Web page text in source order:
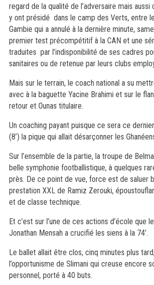
regard de la qualité de l’adversaire mais aussi
y ont présidé dans le camp des Verts, entre
Gambie qui a annulé à la dernière minute,
premier test précompétitif à la CAN et une
traduites par l’indisponibilité de ses cadres
sanitaires ou de retenue par leurs clubs
Mais sur le terrain, le coach national a su
avec à la baguette Yacine Brahimi et sur le
retour et Ounas titulaire.
Un coaching payant puisque ce sera ce
(8’) la pique qui allait désarçonner les
Sur l’ensemble de la partie, la troupe de
belle symphonie footballistique, à quelques
près. De ce point de vue, force est de saluer
prestation XXL de Ramiz Zerouki,
et de classe technique.
Et c’est sur l’une de ces actions d’école que
Jonathan Mensah a crucifié les siens à la 74’.
Le ballet allait être clos, cinq minutes plus
l’opportunisme de Slimani qui creuse encore
personnel, porté à 40 buts.